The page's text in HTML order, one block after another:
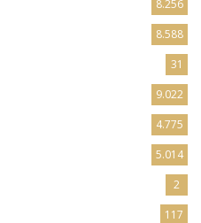
8.256
8.588
31
9.022
4.775
5.014
2
117